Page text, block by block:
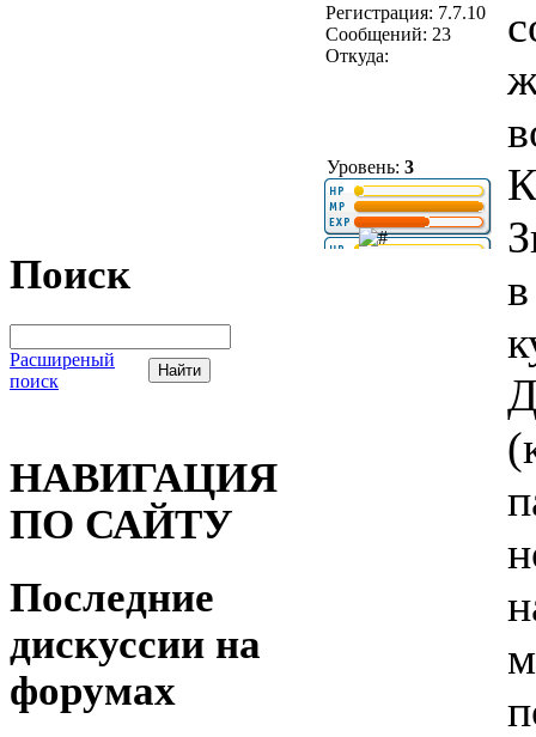
Поиск
Расширеный
поиск
НАВИГАЦИЯ
ПО САЙТУ
Последние
дискуссии на
форумах
Регистрация: 7.7.10
Сообщений: 23
Откуда:
Уровень: 3